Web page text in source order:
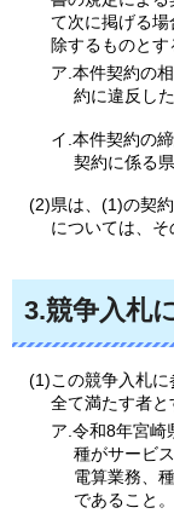
て次に掲げる
除するものとす
ア.本件契約の
約に違反し
イ.本件契約の
契約に係る
(2)県は、(1)の契
については、そ
3.競争入札
(1)この競争入札
全て満たす者と
ア.令和8年宮崎
種がサービ
電算業務、
であること。